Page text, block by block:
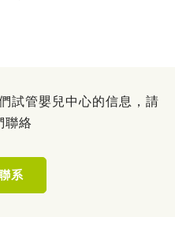
試管嬰兒中心的信息，請
聯絡
系